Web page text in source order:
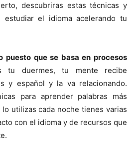
descubriras estas técnicas y
estudiar el idioma acelerando tu
puesto que se basa en procesos
tu duermes, tu mente recibe
y español y la va relacionando.
para aprender palabras más
utilizas cada noche tienes varias
con el idioma y de recursos que